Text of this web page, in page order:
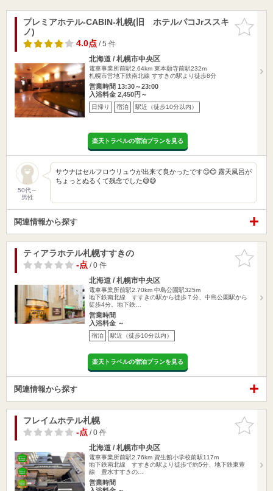
お気に入
りに追加
プレミアホテル-CABIN-札幌(旧 ホテルパコJrススキ
ノ)
4.0点/ 5 件
北海道 / 札幌市中央区
電車事業所前駅2.64km 東本願寺前駅232m
札幌市営地下鉄南北線 すすきの駅より徒歩8分
営業時間 13:30～23:00
入浴料金 2,450円～
日帰り 宿泊 駅近（徒歩10分以内）
楽天トラベルの宿泊プランを見る
50代～
男性
サウナはセルフロウリュウが出来て良かったです😊😊 露天風呂が
ちょっとぬるくて残念でした😅😅
関連情報から探す
お気に入
りに追加
ティアラホテル札幌すすきの
-点/ 0 件
北海道 / 札幌市中央区
電車事業所前駅2.70km 中島公園駅325m
地下鉄南北線 すすきの駅から徒歩７分、中島公園駅から
徒歩4分。地下鉄…
営業時間
入浴料金 ～
宿泊 駅近（徒歩10分以内）
楽天トラベルの宿泊プランを見る
関連情報から探す
お気に入
りに追加
フレイムホテル札幌
-点/ 0 件
北海道 / 札幌市中央区
電車事業所前駅2.76km 資生館小学校前駅117m
地下鉄南北線 すすきの駅より徒歩で約5分、地下鉄東豊
線 豊水すすきの…
営業時間